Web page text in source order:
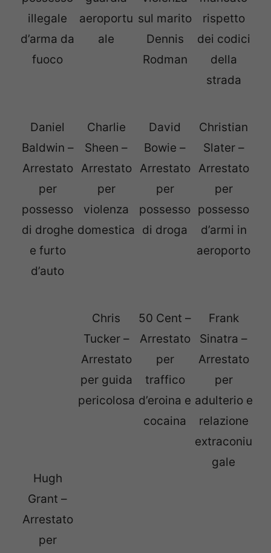
illegale
d’arma da
fuoco
aeroportu
ale
sul marito
Dennis
Rodman
rispetto
dei codici
della
strada
Daniel
Baldwin –
Arrestato
per
possesso
di droghe
e furto
d’auto
Charlie
Sheen –
Arrestato
per
violenza
domestica
David
Bowie –
Arrestato
per
possesso
di droga
Christian
Slater –
Arrestato
per
possesso
d’armi in
aeroporto
Hugh
Grant –
Arrestato
per
Chris
Tucker –
Arrestato
per guida
pericolosa
50 Cent –
Arrestato
per
traffico
d’eroina e
cocaina
Frank
Sinatra –
Arrestato
per
adulterio e
relazione
extraconiu
gale